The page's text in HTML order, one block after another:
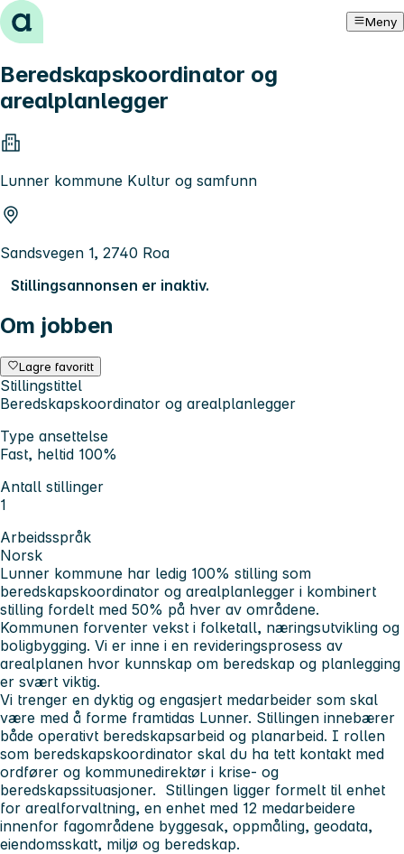
Hopp til innhold Meny
Beredskapskoordinator og
arealplanlegger
Lunner kommune Kultur og samfunn
Sandsvegen 1, 2740 Roa
Stillingsannonsen er inaktiv.
Om jobben
Lagre favoritt
Stillingstittel
Beredskapskoordinator og arealplanlegger
Type ansettelse
Fast, heltid 100%
Antall stillinger
1
Arbeidsspråk
Norsk
Lunner kommune har ledig 100% stilling som
beredskapskoordinator og arealplanlegger i kombinert
stilling fordelt med 50% på hver av områdene.
Kommunen forventer vekst i folketall, næringsutvikling og
boligbygging. Vi er inne i en revideringsprosess av
arealplanen hvor kunnskap om beredskap og planlegging
er svært viktig.
Vi trenger en dyktig og engasjert medarbeider som skal
være med å forme framtidas Lunner. Stillingen innebærer
både operativt beredskapsarbeid og planarbeid. I rollen
som beredskapskoordinator skal du ha tett kontakt med
ordfører og kommunedirektør i krise- og
beredskapssituasjoner. Stillingen ligger formelt til enhet
for arealforvaltning, en enhet med 12 medarbeidere
innenfor fagområdene byggesak, oppmåling, geodata,
eiendomsskatt, miljø og beredskap.